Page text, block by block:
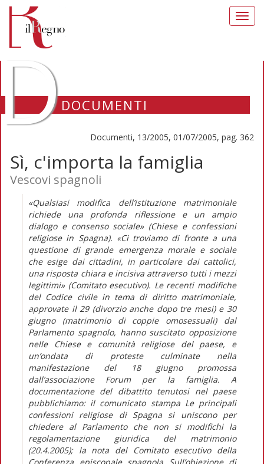
DOCUMENTI
Documenti, 13/2005, 01/07/2005, pag. 362
Sì, c'importa la famiglia
Vescovi spagnoli
«Qualsiasi modifica dell’istituzione matrimoniale
richiede una profonda riflessione e un ampio
dialogo e consenso sociale» (Chiese e confessioni
religiose in Spagna). «Ci troviamo di fronte a una
questione di grande emergenza morale e sociale
che esige dai cittadini, in particolare dai cattolici,
una risposta chiara e incisiva attraverso tutti i mezzi
legittimi» (Comitato esecutivo). Le recenti modifiche
del Codice civile in tema di diritto matrimoniale,
approvate il 29 (divorzio anche dopo tre mesi) e 30
giugno (matrimonio di coppie omosessuali) dal
Parlamento spagnolo, hanno suscitato opposizione
nelle Chiese e comunità religiose del paese, e
un’ondata di proteste culminate nella
manifestazione del 18 giugno promossa
dall’associazione Forum per la famiglia. A
documentazione del dibattito tenutosi nel paese
pubblichiamo: il comunicato stampa Le principali
confessioni religiose di Spagna si uniscono per
chiedere al Parlamento che non si modifichi la
regolamentazione giuridica del matrimonio
(20.4.2005); la nota del Comitato esecutivo della